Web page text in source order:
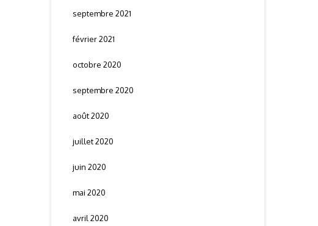
septembre 2021
février 2021
octobre 2020
septembre 2020
août 2020
juillet 2020
juin 2020
mai 2020
avril 2020